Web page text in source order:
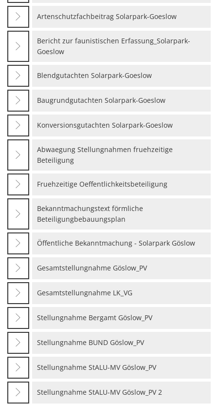
Wohnungsangebote
Polizeistation Loitz
Kfz-Zulassung
Breitbandausbau
Artenschutzfachbeitrag Solarpark-Goeslow
Bericht zur faunistischen Erfassung_Solarpark-
Goeslow
Blendgutachten Solarpark-Goeslow
Baugrundgutachten Solarpark-Goeslow
Konversionsgutachten Solarpark-Goeslow
Abwaegung Stellungnahmen fruehzeitige
Beteiligung
Fruehzeitige Oeffentlichkeitsbeteiligung
Bekanntmachungstext förmliche
Beteiligungbebauungsplan
Öffentliche Bekanntmachung - Solarpark Göslow
Gesamtstellungnahme Göslow_PV
Gesamtstellungnahme LK_VG
Stellungnahme Bergamt Göslow_PV
Stellungnahme BUND Göslow_PV
Stellungnahme StALU-MV Göslow_PV
Stellungnahme StALU-MV Göslow_PV 2